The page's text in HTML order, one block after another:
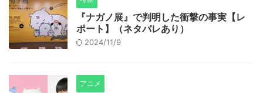
『ナガノ展』で判明した衝撃の事実【レ
ポート】（ネタバレあり）
2024/11/9
アニメ